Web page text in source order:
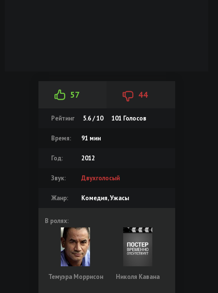
57 44
Рейтинг 5.6 / 10 101 Голосов
Время: 91 мин
Год: 2012
Звук: Двухголосый
Жанр: Комедия, Ужасы
В ролях:
Темуэра Моррисон Николя Кавана